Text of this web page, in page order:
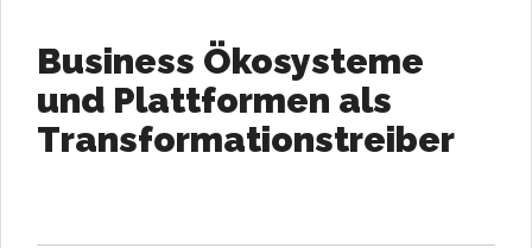
Business Ökosysteme
und Plattformen als
Transformationstreiber